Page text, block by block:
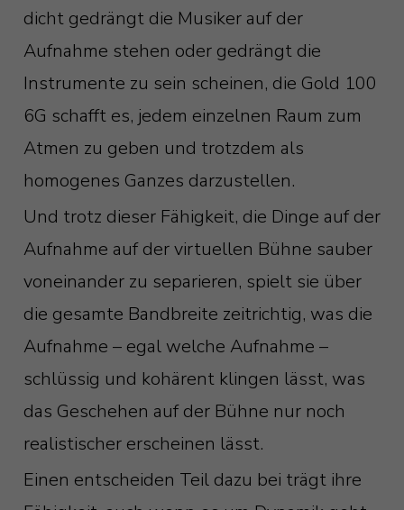
dicht gedrängt die Musiker auf der
Aufnahme stehen oder gedrängt die
Instrumente zu sein scheinen, die Gold 100
6G schafft es, jedem einzelnen Raum zum
Atmen zu geben und trotzdem als
homogenes Ganzes darzustellen.
Und trotz dieser Fähigkeit, die Dinge auf der
Aufnahme auf der virtuellen Bühne sauber
voneinander zu separieren, spielt sie über
die gesamte Bandbreite zeitrichtig, was die
Aufnahme – egal welche Aufnahme –
schlüssig und kohärent klingen lässt, was
das Geschehen auf der Bühne nur noch
realistischer erscheinen lässt.
Einen entscheiden Teil dazu bei trägt ihre